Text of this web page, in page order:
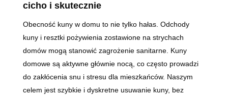
cicho i skutecznie
Obecność kuny w domu to nie tylko hałas. Odchody
kuny i resztki pożywienia zostawione na strychach
domów mogą stanowić zagrożenie sanitarne. Kuny
domowe są aktywne głównie nocą, co często prowadzi
do zakłócenia snu i stresu dla mieszkańców. Naszym
celem jest szybkie i dyskretne usuwanie kuny, bez